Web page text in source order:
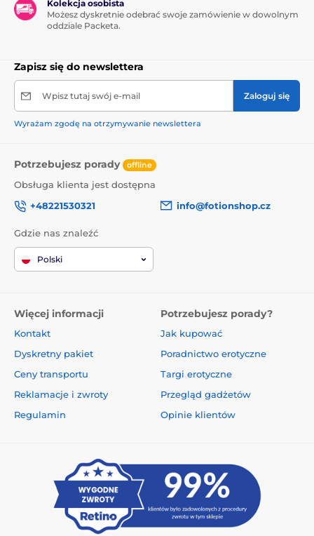
Kolekcja osobista
Możesz dyskretnie odebrać swoje zamówienie w dowolnym
oddziale Packeta.
Zapisz się do newslettera
Wpisz tutaj swój e-mail Zaloguj się
Wyrażam zgodę na otrzymywanie newslettera
Potrzebujesz porady offline
Obsługa klienta jest dostępna
+48221530321
info@fotionshop.cz
Gdzie nas znaleźć
Polski
Więcej informacji
Kontakt
Dyskretny pakiet
Ceny transportu
Reklamacje i zwroty
Regulamin
Potrzebujesz porady?
Jak kupować
Poradnictwo erotyczne
Targi erotyczne
Przegląd gadżetów
Opinie klientów